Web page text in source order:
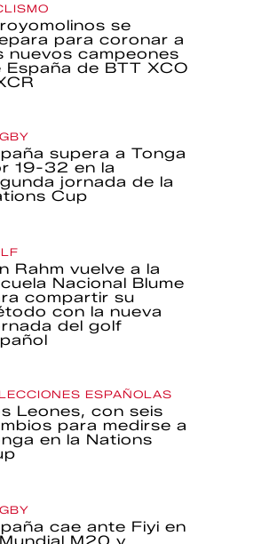
se
para coronar a
nuevos campeones
España de BTT XCO
supera a Tonga
19-32 en la
jornada de la
Cup
Rahm vuelve a la
Nacional Blume
compartir su
con la nueva
del golf
ESPAÑOLAS
Leones, con seis
para medirse a
en la Nations
cae ante Fiyi en
M20 y